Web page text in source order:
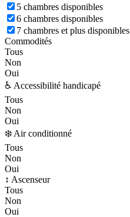
5 chambres disponibles
6 chambres disponibles
7 chambres et plus disponibles
Commodités
Tous
Non
Oui
♿ Accessibilité handicapé
Tous
Non
Oui
❄️ Air conditionné
Tous
Non
Oui
↕️ Ascenseur
Tous
Non
Oui